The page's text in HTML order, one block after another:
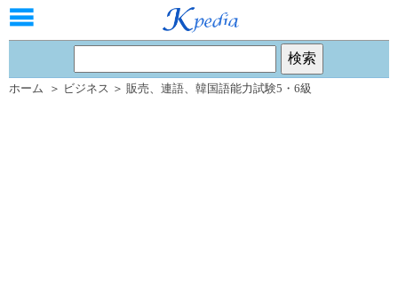
ホーム ＞ ビジネス ＞ 販売、 連語、 韓国語能力試験5・6級